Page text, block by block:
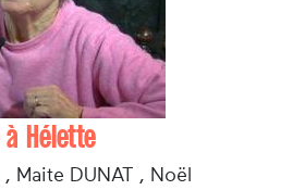
Hélette
Maite DUNAT , Noël